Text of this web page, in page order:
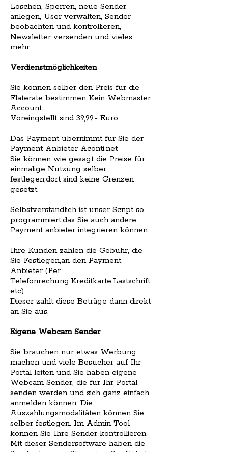
Löschen, Sperren, neue Sender
anlegen, User verwalten, Sender
beobachten und kontrollieren,
Newsletter versenden und vieles
mehr.
Verdienstmöglichkeiten
Sie können selber den Preis für die
Flaterate bestimmen Kein Webmaster
Account.
Voreingstellt sind 39,99.- Euro.
Das Payment übernimmt für Sie der
Payment Anbieter Aconti.net
Sie können wie gesagt die Preise für
einmalige Nutzung selber
festlegen,dort sind keine Grenzen
gesetzt.
Selbstverständlich ist unser Script so
programmiert,das Sie auch andere
Payment anbieter integrieren können.
Ihre Kunden zahlen die Gebühr, die
Sie Festlegen,an den Payment
Anbieter (Per
Telefonrechung,Kreditkarte,Lastschrift
etc)
Dieser zahlt diese Beträge dann direkt
an Sie aus.
Eigene Webcam Sender
Sie brauchen nur etwas Werbung
machen und viele Besucher auf Ihr
Portal leiten und Sie haben eigene
Webcam Sender, die für Ihr Portal
senden werden und sich ganz einfach
anmelden können. Die
Auszahlungsmodalitäten können Sie
selber festlegen. Im Admin Tool
können Sie Ihre Sender kontrollieren.
Mit dieser Sendersoftware haben die